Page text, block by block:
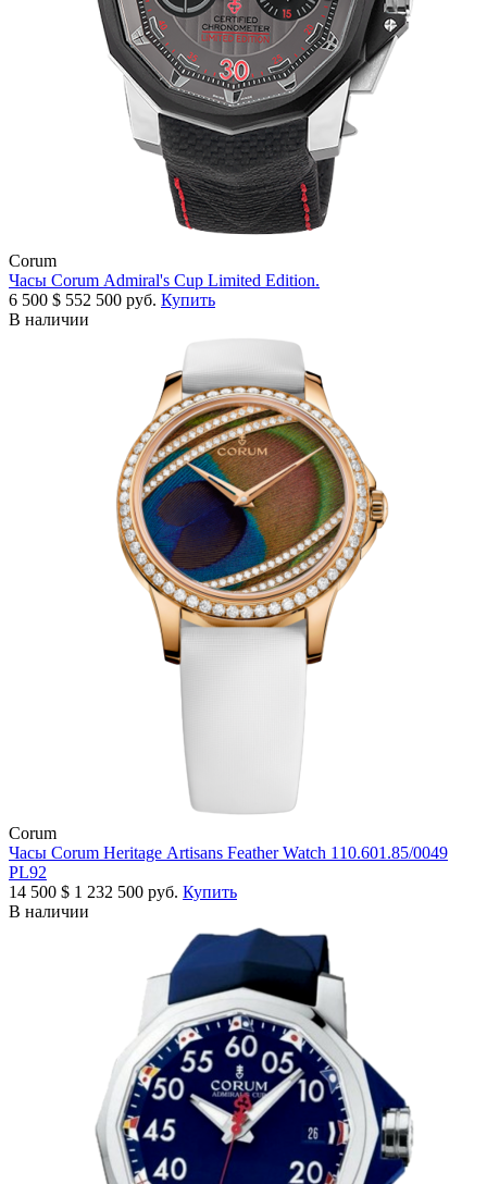
Corum
Часы Corum Admiral's Cup Limited Edition.
6 500 $ 552 500 руб. Купить
В наличии
Corum
Часы Corum Heritage Artisans Feather Watch 110.601.85/0049
PL92
14 500 $ 1 232 500 руб. Купить
В наличии